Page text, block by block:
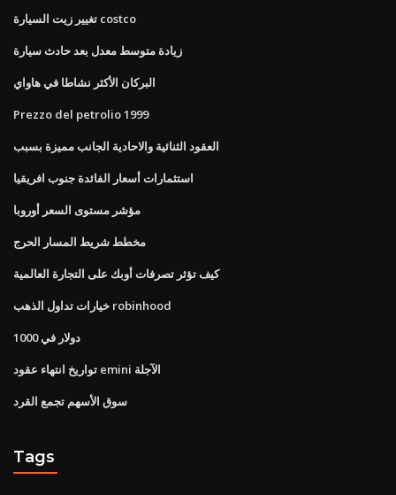
تغيير زيت السيارة costco
زيادة متوسط ​​معدل بعد حادث سيارة
البركان الأكثر نشاطا في هاواي
Prezzo del petrolio 1999
العقود الثنائية والاحادية الجانب مميزة بسبب
استثمارات أسعار الفائدة جنوب افريقيا
مؤشر مستوى السعر أوروبا
مخطط شريط المسار الحرج
كيف تؤثر تصرفات أوبك على التجارة العالمية
خيارات تداول الذهب robinhood
1000 دولار في
تواريخ انتهاء عقود emini الآجلة
سوق الأسهم تجمع القرد
Tags